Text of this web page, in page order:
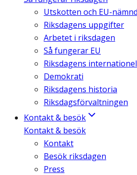
Utskotten och EU-
Riksdagens uppgifter
Arbetet i riksdagen
Så fungerar EU
Riksdagens
Demokrati
Riksdagens historia
Riksdagsförvaltningen
Kontakt & besök
Kontakt & besök
Kontakt
Besök riksdagen
Press